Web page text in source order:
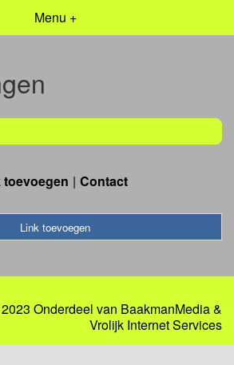
Menu +
toevoegen Contact
Link toevoegen
Onderdeel van BaakmanMedia&
Vrolijk Internet Services